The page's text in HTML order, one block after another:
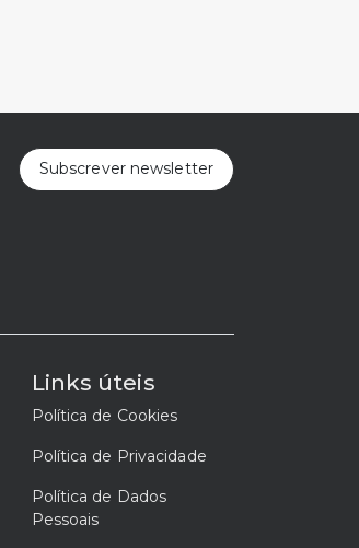
Subscrever newsletter
Links úteis
Política de Cookies
Política de Privacidade
Política de Dados
Pessoais